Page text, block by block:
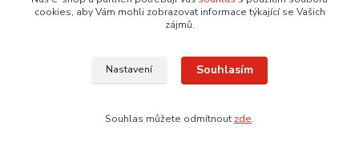
Blok na psaní "Wow", metalická růžová, A5,
linkovaný, LEITZ
160,22 Kčbez DPH Dodání 3 – 6 dnů
cookies, aby Vám mohli zobrazovat informace týkající se Vašich
zájmů.
Nastavení Souhlasím
Souhlas můžete odmítnout zde.